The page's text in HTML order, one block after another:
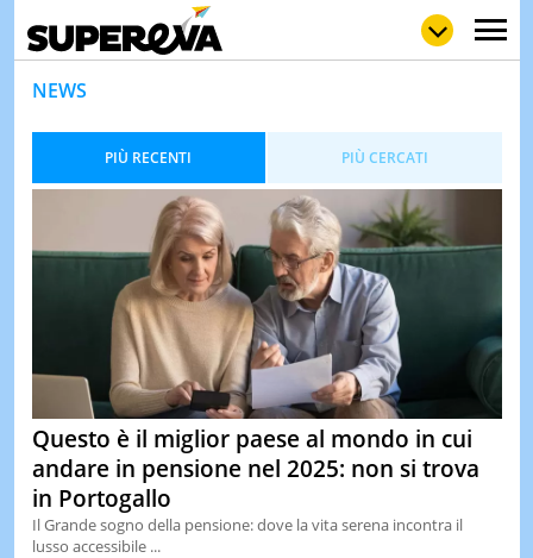
VIDEO
& TV
QUIZ
&
TEST
NEWS
PIÙ RECENTI PIÙ CERCATI
Questo è il miglior paese al mondo in cui
andare in pensione nel 2025: non si trova
in Portogallo
Il Grande sogno della pensione: dove la vita serena incontra il
lusso accessibile ...